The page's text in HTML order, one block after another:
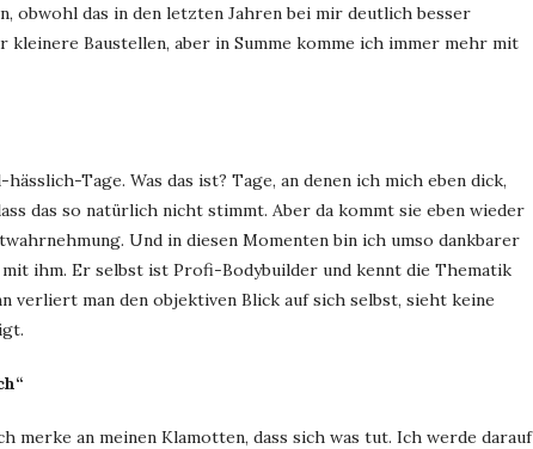
obwohl das in den letzten Jahren bei mir deutlich besser
kleinere Baustellen, aber in Summe komme ich immer mehr mit
Tage. Was das ist? Tage, an denen ich mich eben dick,
das so natürlich nicht stimmt. Aber da kommt sie eben wieder
Und in diesen Momenten bin ich umso dankbarer
ihm. Er selbst ist Profi-Bodybuilder und kennt die Thematik
verliert man den objektiven Blick auf sich selbst, sieht keine
merke an meinen Klamotten, dass sich was tut. Ich werde darauf